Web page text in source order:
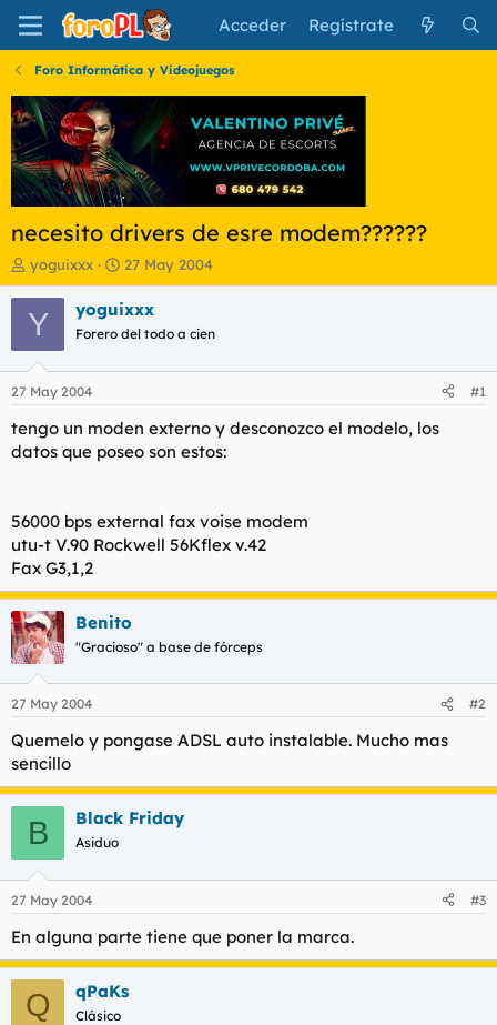
Acceder Regístrate
Foro Informática y Videojuegos
necesito drivers de esre modem??????
I
n
i
c
a
d
o
r
d
e
e
m
a
yoguixxx
F
e
c
a
i
n
c
27 May 2004
Y yoguixxx
Forero del todo a cien
27 May 2004 #1
tengo un moden externo y desconozco el modelo, los
datos que poseo son estos:
56000 bps external fax voise modem
utu-t V.90 Rockwell 56Kflex v.42
Fax G3,1,2
Benito
"Gracioso" a base de fórceps
27 May 2004 #2
Quemelo y pongase ADSL auto instalable. Mucho mas
sencillo
B Black Friday
Asiduo
27 May 2004 #3
En alguna parte tiene que poner la marca.
Q qPaKs
Clásico